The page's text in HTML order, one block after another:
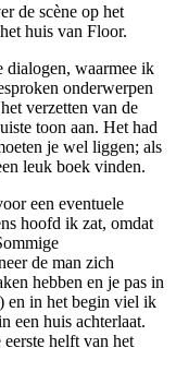
de scène op het
huis van Floor.
dialogen, waarmee ik
onderwerpen
verzetten van de
toon aan. Het had
je wel liggen; als
leuk boek vinden.
een eventuele
hoofd ik zat, omdat
de man zich
hebben en je pas in
en in het begin viel ik
een huis achterlaat.
helft van het